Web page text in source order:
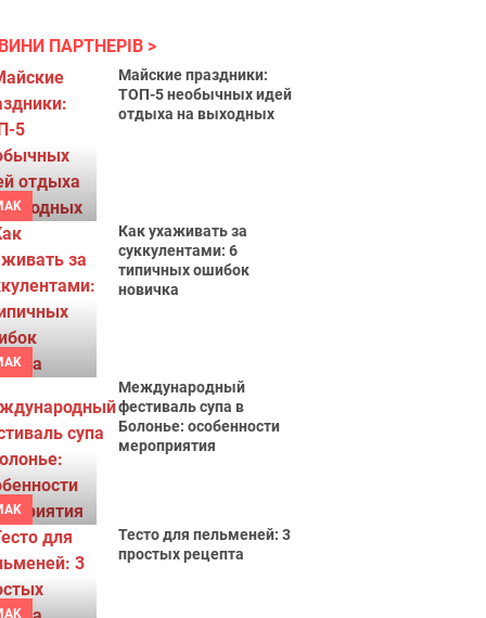
ПАРТНЕРІВ
Майские праздники:
ТОП-5 необычных идей
отдыха на выходных
Как ухаживать за
суккулентами: 6
типичных ошибок
новичка
Международный
фестиваль супа в
Болонье: особенности
мероприятия
Тесто для пельменей: 3
простых рецепта